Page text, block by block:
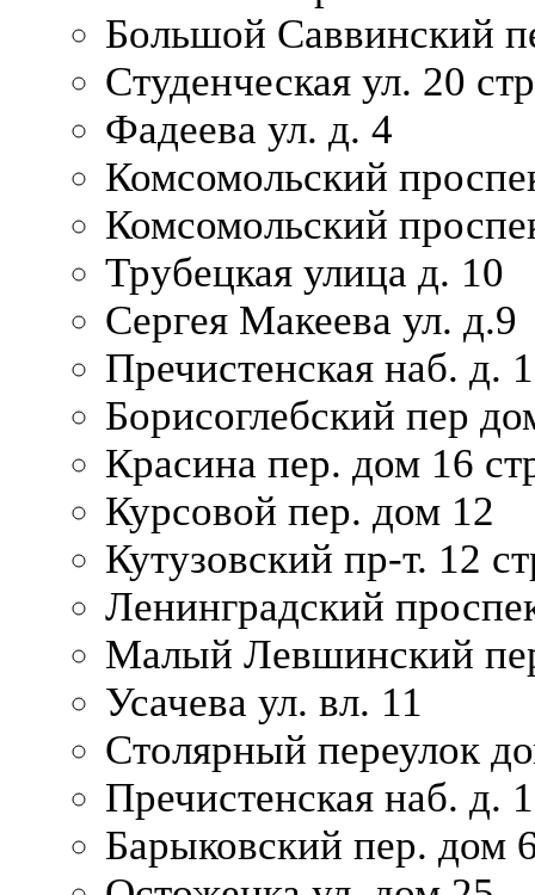
Большой Саввинский
Студенческая ул. 20
Фадеева ул. д. 4
Комсомольский
Комсомольский
Трубецкая улица д. 10
Сергея Макеева ул. д.9
Пречистенская наб. д.
Борисоглебский пер
Красина пер. дом 16
Курсовой пер. дом 12
Кутузовский пр-т. 12
Ленинградский
Малый Левшинский
Усачева ул. вл. 11
Столярный переулок
Пречистенская наб. д.
Барыковский пер. дом